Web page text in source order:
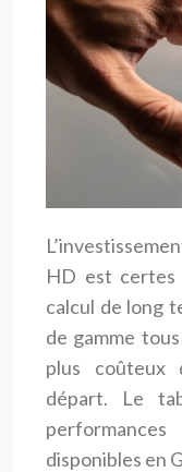
HD est certes
calcul de long
de gamme
plus coûteux
départ. Le
disponibles en